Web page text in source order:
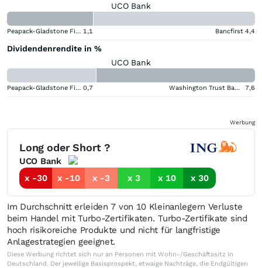
UCO Bank
Peapack-Gladstone Financial 1,1 Bancfirst 4,4
Dividendenrendite in %
UCO Bank
Peapack-Gladstone Financial 0,7 Washington Trust Bancorp 7,6
Werbung
Long oder Short ?
UCO Bank
x -30
x -10 x -3 x 3 x 10 x 30
Im Durchschnitt erleiden 7 von 10 Kleinanlegern Verluste
beim Handel mit Turbo-Zertifikaten. Turbo-Zertifikate sind
hoch risikoreiche Produkte und nicht für langfristige
Anlagestrategien geeignet.
Diese Werbung richtet sich nur an Personen mit Wohn-/Geschäftssitz in
Deutschland. Der jeweilige Basisprospekt, etwaige Nachträge, die Endgültigen